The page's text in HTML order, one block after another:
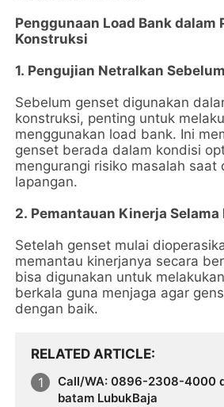
Penggunaan Load Bank dalam
Konstruksi
1. Pengujian Netralkan
Sebelum genset digunakan
konstruksi, penting untuk
menggunakan load bank. Ini
genset berada dalam kondisi
mengurangi risiko masalah saat
lapangan.
2. Pemantauan Kinerja Selama
Setelah genset mulai
memantau kinerjanya secara
bisa digunakan untuk
berkala guna menjaga agar
dengan baik.
RELATED ARTICLE
Call/WA: 0896-2308-4000
batam LubukBaja